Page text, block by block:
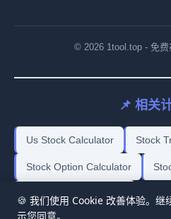
🍪 我们使用 Cookie 改善体验。继
示您同意。
© 2026 1tool.top - 免
📌 相关
Us Stock Calculator Stock
Stock Option Calculator
Stock Profit Calculator